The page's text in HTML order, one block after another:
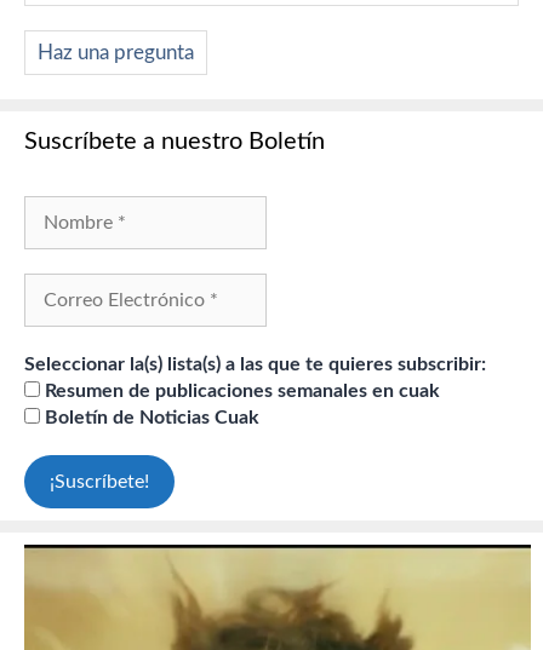
Haz una pregunta
Suscríbete a nuestro Boletín
Seleccionar la(s) lista(s) a las que te quieres subscribir:
Resumen de publicaciones semanales en cuak
Boletín de Noticias Cuak